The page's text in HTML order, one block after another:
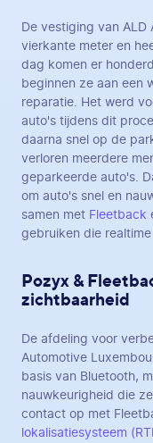
De vestiging van
vierkante meter en
dag komen er
beginnen ze aan een
reparatie. Het werd
auto's tijdens dit
daarna snel op de
verloren meerdere
geparkeerde auto's.
om auto's snel en
samen met Fleetback
gebruiken die
Pozyx &
zichtbaarheid
De afdeling voor
Automotive
basis van Bluetooth,
nauwkeurigheid die
contact op met
lokalisatiesysteem